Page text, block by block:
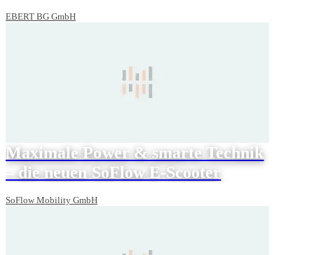
EBERT BG GmbH
Maximale Power & smarte Technik
– die neuen SoFlow E-Scooter
SoFlow Mobility GmbH